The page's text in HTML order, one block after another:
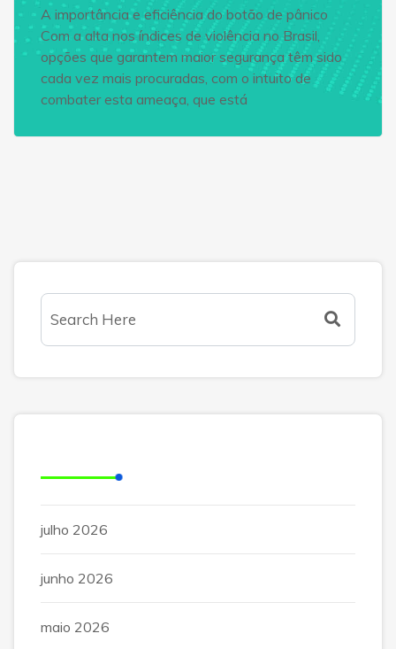
A importância e eficiência do botão de pânico
Com a alta nos índices de violência no Brasil,
opções que garantem maior segurança têm sido
cada vez mais procuradas, com o intuito de
combater esta ameaça, que está
julho 2026
junho 2026
maio 2026